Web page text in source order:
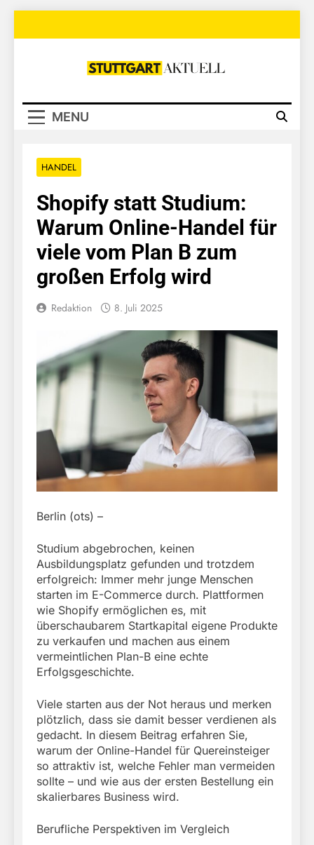
Stuttgart
MENU
HANDEL
Shopify statt Studium:
Warum Online-Handel für
viele vom Plan B zum
großen Erfolg wird
Redaktion 8. Juli 2025
Berlin (ots) –
Studium abgebrochen, keinen
Ausbildungsplatz gefunden und trotzdem
erfolgreich: Immer mehr junge Menschen
starten im E-Commerce durch. Plattformen
wie Shopify ermöglichen es, mit
überschaubarem Startkapital eigene Produkte
zu verkaufen und machen aus einem
vermeintlichen Plan-B eine echte
Erfolgsgeschichte.
Viele starten aus der Not heraus und merken
plötzlich, dass sie damit besser verdienen als
gedacht. In diesem Beitrag erfahren Sie,
warum der Online-Handel für Quereinsteiger
so attraktiv ist, welche Fehler man vermeiden
sollte – und wie aus der ersten Bestellung ein
skalierbares Business wird.
Berufliche Perspektiven im Vergleich